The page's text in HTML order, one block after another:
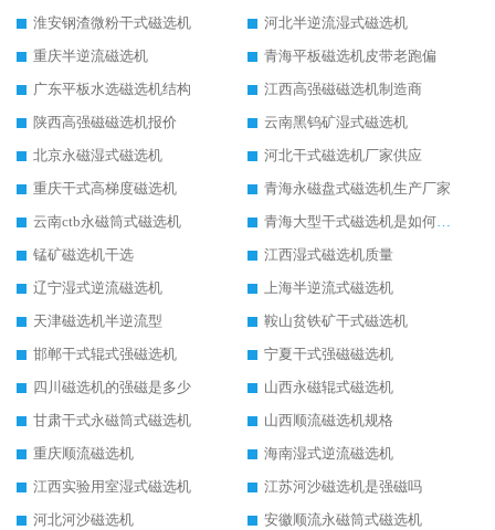
淮安钢渣微粉干式磁选机
河北半逆流湿式磁选机
重庆半逆流磁选机
青海平板磁选机皮带老跑偏
广东平板水选磁选机结构
江西高强磁磁选机制造商
陕西高强磁磁选机报价
云南黑钨矿湿式磁选机
北京永磁湿式磁选机
河北干式磁选机厂家供应
重庆干式高梯度磁选机
青海永磁盘式磁选机生产厂家
云南ctb永磁筒式磁选机
青海大型干式磁选机是如何选矿的
锰矿磁选机干选
江西湿式磁选机质量
辽宁湿式逆流磁选机
上海半逆流式磁选机
天津磁选机半逆流型
鞍山贫铁矿干式磁选机
邯郸干式辊式强磁选机
宁夏干式强磁磁选机
四川磁选机的强磁是多少
山西永磁辊式磁选机
甘肃干式永磁筒式磁选机
山西顺流磁选机规格
重庆顺流磁选机
海南湿式逆流磁选机
江西实验用室湿式磁选机
江苏河沙磁选机是强磁吗
河北河沙磁选机
安徽顺流永磁筒式磁选机